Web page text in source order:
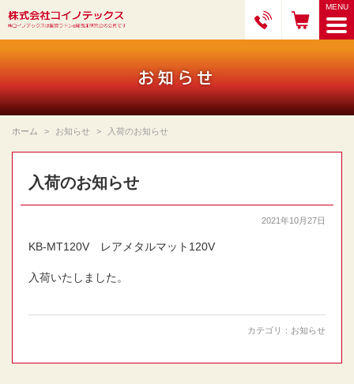
お知らせ
ホーム お知らせ 入荷のお知らせ
入荷のお知らせ
2021年10月27日
KB-MT120V レアメタルマット120V
入荷いたしました。
カテゴリ： お知らせ